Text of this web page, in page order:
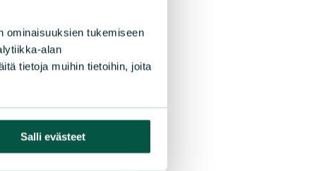
ominaisuuksien tukemiseen
alan
tietoja muihin tietoihin, joita
Salli evästeet